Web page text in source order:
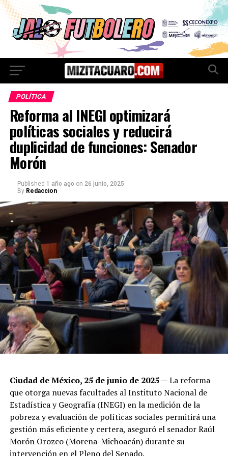
POLÍTICA
Reforma al INEGI optimizará
políticas sociales y reducirá
duplicidad de funciones: Senador
Morón
Published 1 año ago on 26 junio, 2025
By Redaccion
Ciudad de México, 25 de junio de 2025— La reforma
que otorga nuevas facultades al Instituto Nacional de
Estadística y Geografía (INEGI) en la medición de la
pobreza y evaluación de políticas sociales permitirá una
gestión más eficiente y certera, aseguró el senador Raúl
Morón Orozco (Morena-Michoacán) durante su
intervención en el Pleno del Senado.